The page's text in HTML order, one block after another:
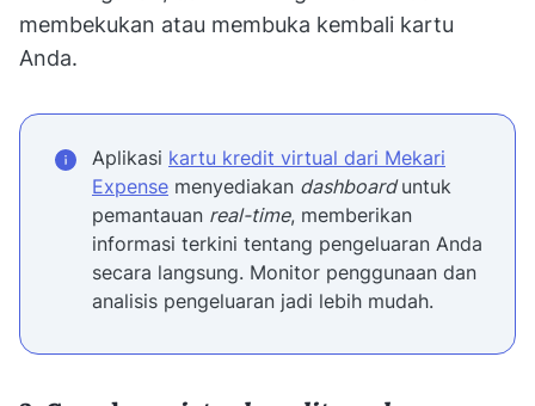
membekukan atau membuka kembali kartu
Anda.
Aplikasi kartu kredit virtual dari Mekari
Expense menyediakan dashboarduntuk
pemantauan real-time, memberikan
informasi terkini tentang pengeluaran Anda
secara langsung. Monitor penggunaan dan
analisis pengeluaran jadi lebih mudah.